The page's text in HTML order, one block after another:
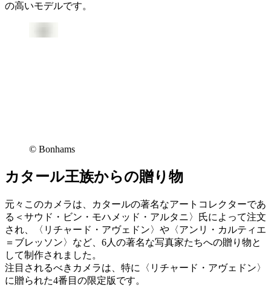
の高いモデルです。
© Bonhams
カタール王族からの贈り物
元々このカメラは、カタールの著名なアートコレクターであ
る＜サウド・ビン・モハメッド・アルタニ〉氏によって注文
され、〈リチャード・アヴェドン〉や〈アンリ・カルティエ
＝ブレッソン〉など、6人の著名な写真家たちへの贈り物と
して制作されました。
注目されるべきカメラは、特に〈リチャード・アヴェドン〉
に贈られた4番目の限定版です。